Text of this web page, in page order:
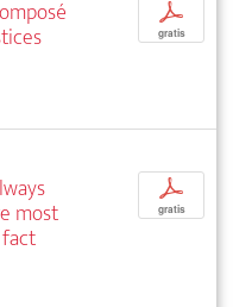
p
gratis
most
p
gratis